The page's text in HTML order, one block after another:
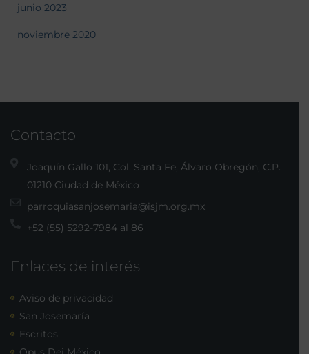
junio 2023
noviembre 2020
Contacto
Joaquín Gallo 101, Col. Santa Fe, Álvaro Obregón, C.P.
01210 Ciudad de México
parroquiasanjosemaria@isjm.org.mx
+52 (55) 5292-7984 al 86
Enlaces de interés
Aviso de privacidad
San Josemaría
Escritos